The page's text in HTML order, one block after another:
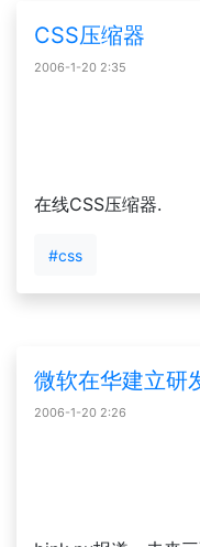
CSS压缩器
2006-1-20 2:35
在线CSS压缩器.
#css
微软在华建立研
2006-1-20 2:26